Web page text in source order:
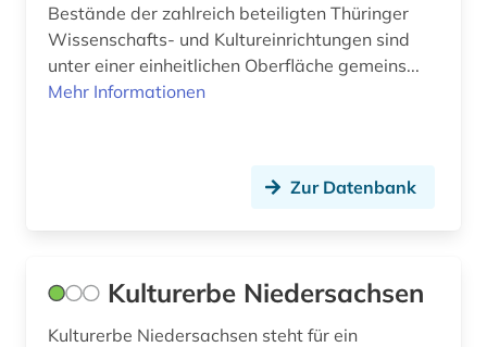
Bestände der zahlreich beteiligten Thüringer
Wissenschafts- und Kultureinrichtungen sind
unter einer einheitlichen Oberfläche gemeins...
Mehr Informationen
Zur Datenbank
Kulturerbe Niedersachsen
Kulturerbe Niedersachsen steht für ein